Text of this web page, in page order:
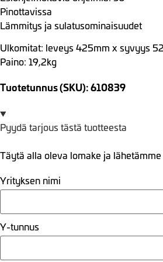
Pinottavissa
Lämmitys ja sulatusominaisuudet
Ulkomitat: leveys 425mm x syvyys
Paino: 19,2kg
Tuotetunnus (SKU): 610839
Pyydä tarjous tästä tuotteesta
Täytä alla oleva lomake ja
Yrityksen nimi
Y-tunnus